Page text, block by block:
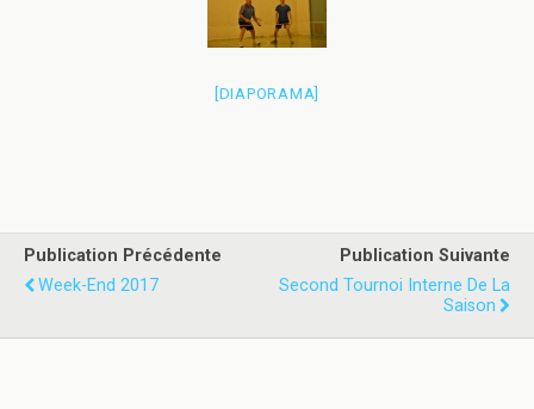
[DIAPORAMA]
Publication Précédente
Week-End 2017
Publication Suivante
Second Tournoi Interne De La
Saison